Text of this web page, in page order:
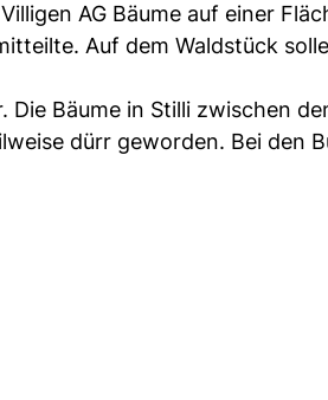
AG Bäume auf einer
Auf dem Waldstück
Bäume in Stilli zwischen
dürr geworden. Bei den